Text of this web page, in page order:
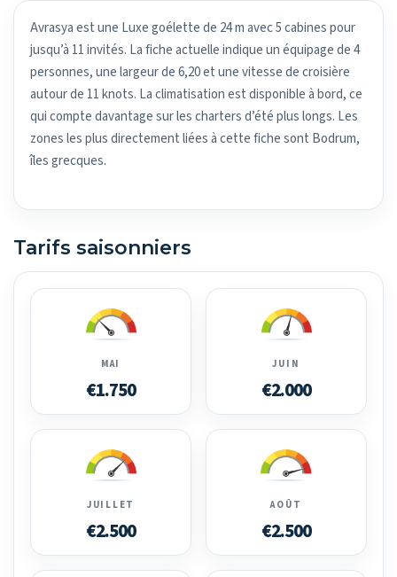
Avrasya est une Luxe goélette de 24 m avec 5 cabines pour
jusqu’à 11 invités. La fiche actuelle indique un équipage de 4
personnes, une largeur de 6,20 et une vitesse de croisière
autour de 11 knots. La climatisation est disponible à bord, ce
qui compte davantage sur les charters d’été plus longs. Les
zones les plus directement liées à cette fiche sont Bodrum,
îles grecques.
Tarifs saisonniers
MAI
€1.750
JUIN
€2.000
JUILLET
€2.500
AOÛT
€2.500